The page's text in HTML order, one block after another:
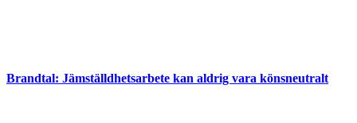
Brandtal: Jämställdhetsarbete kan aldrig vara könsneutralt